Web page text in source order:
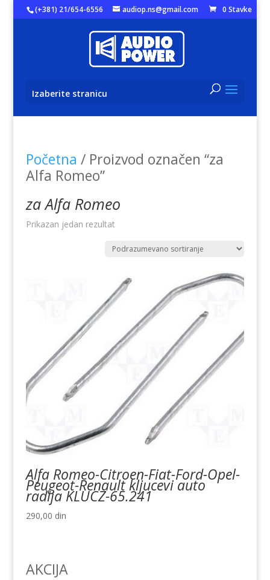
(+381) 21/654-6556 audiop.ns@gmail.com 0 Stavke
Izaberite stranicu
Početna / Proizvod označen “za
Alfa Romeo”
za Alfa Romeo
Prikazan jedan rezultat
Alfa Romeo-Citroen-Fiat-Ford-Opel-
Peugeot-Renault kljucevi auto
radija KLUCZ-65.241
290,00 din
AKCIJA